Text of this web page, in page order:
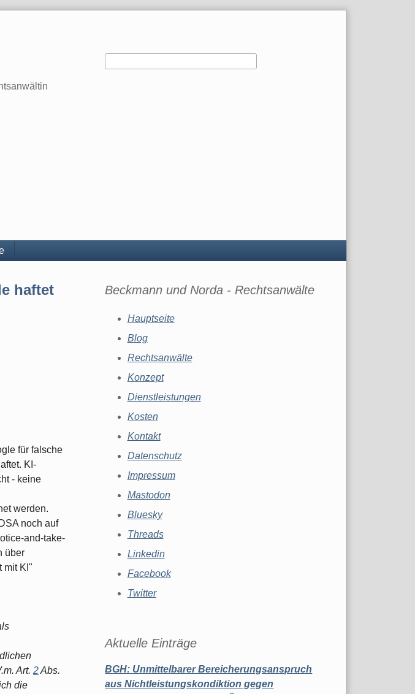
haftet
für falsche
KI-
- keine
werden.
noch auf
and-take-
über
mit KI"
Art. 2Abs.
die
Beckmann und Norda - Rechtsanwälte
Hauptseite
Blog
Rechtsanwälte
Konzept
Dienstleistungen
Kosten
Kontakt
Datenschutz
Impressum
Mastodon
Bluesky
Threads
Linkedin
Facebook
Twitter
Aktuelle Einträge
BGH: Unmittelbarer Bereicherungsanspruch
aus Nichtleistungskondiktion gegen